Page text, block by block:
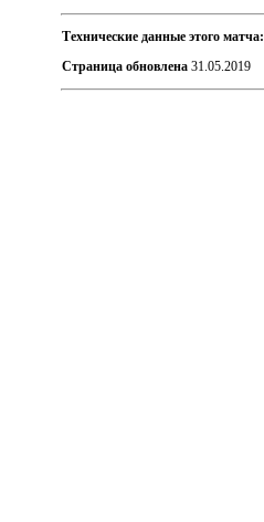
Технические данные этого матча:
Страница обновлена 31.05.2019